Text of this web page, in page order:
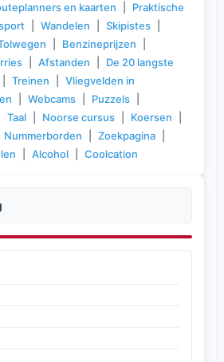
en kaarten
Praktische
Wandelen Skipistes
Benzineprijzen
Afstanden
De 20 langste
Treinen
Vliegvelden in
Webcams Puzzels
Taal Noorse cursus Koersen
Nummerborden Zoekpagina
Alcohol Coolcation